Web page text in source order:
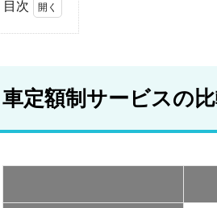
目次
制
ー
ス
比
車定額制サービスの